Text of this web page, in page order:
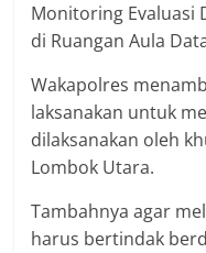
Monitoring Evaluasi
di Ruangan Aula
Wakapolres
laksanakan untuk
dilaksanakan oleh
Lombok Utara.
Tambahnya agar
harus bertindak